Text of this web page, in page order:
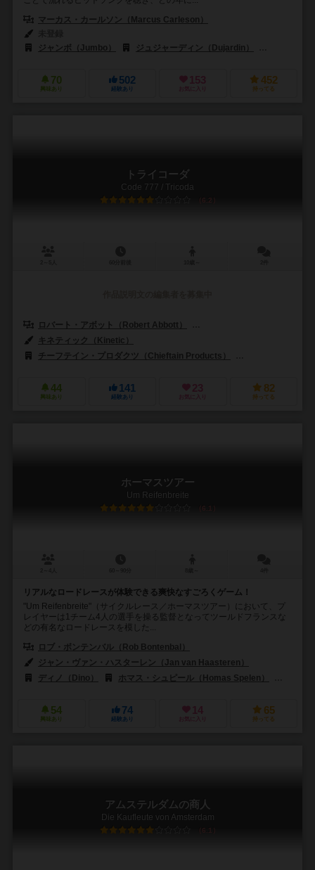
マーカス・カールソン（Marcus Carleson）
ジャンボ（Jumbo）
ジュジャーディン（Dujardin）
70
興味あり
502
経験あり
153
お気に入り
452
持ってる
トライコーダ
Code 777 / Tricoda
6.2
ロバート・アボット（Robert Abbott）
キネティック（Kinetic）
チーフテイン・プロダクツ（Chieftain Products）
44
興味あり
141
経験あり
23
お気に入り
82
持ってる
ホーマスツアー
Um Reifenbreite
6.1
リアルなロードレースが体験できる爽快なすごろくゲーム！
"Um Reifenbreite"（サイクルレース／ホーマスツアー）において、プ
レイヤーは1チーム4人の選手を操る監督となってツールドフランスな
どの有名なロードレースを模した...
ロブ・ボンテンバル（Rob Bontenbal）
ジャン・ヴァン・ハスターレン（Jan van Haasteren）
ディノ（Dino）
ホマス・シュピール（Homas Spelen）
54
興味あり
74
経験あり
14
お気に入り
65
持ってる
アムステルダムの商人
Die Kaufleute von Amsterdam
6.1